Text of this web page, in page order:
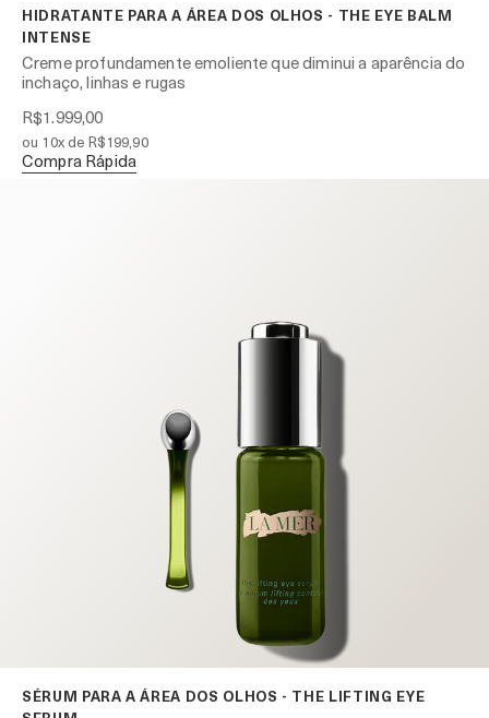
HIDRATANTE PARA A ÁREA DOS OLHOS - THE EYE BALM
INTENSE
Creme profundamente emoliente que diminui a aparência do
inchaço, linhas e rugas
R$1.999,00
ou 10x de R$199,90
Compra Rápida
SÉRUM PARA A ÁREA DOS OLHOS - THE LIFTING EYE